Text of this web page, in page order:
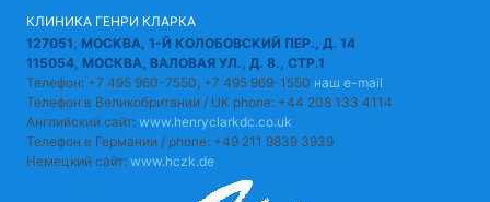
КЛИНИКА ГЕНРИ КЛАРКА
127051, МОСКВА, 1-Й КОЛОБОВСКИЙ ПЕР., Д. 14
115054, МОСКВА, ВАЛОВАЯ УЛ., Д. 8., СТР.1
Телефон: +7 495 960-7550, +7 495 969-1550 наш e-mail
Телефон в Великобритании / UK phone: +44 208 133 4114
Английский сайт: www.henryclarkdc.co.uk
Телефон в Германии / phone: +49 211 9839 3939
Немецкий сайт: www.hczk.de